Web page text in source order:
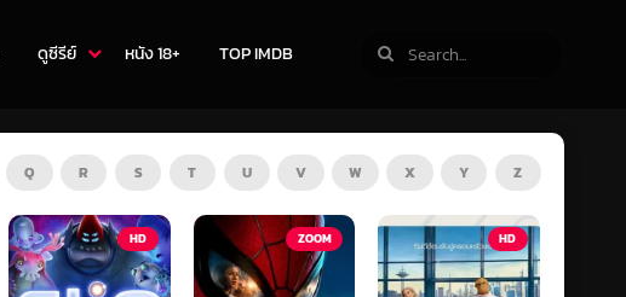
ดูซีรีย์ หนัง 18+ TOP IMDB
Q R S T U V W X Y Z
ZOOM HD HD